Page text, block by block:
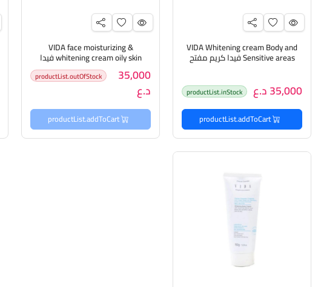
VIDA Whitening cream Body and
Sensitive areas فيدا كريم مفتح
للجسم والمناطق الحساسة
35,000 د.ع productList.inStock
productList.addToCart
VIDA face moisturizing &
whitening cream oily skin فيدا
مرطب+كريم تفتيح للبشرة الدهنية
35,000
د.ع
productList.outOfStock
productList.addToCart